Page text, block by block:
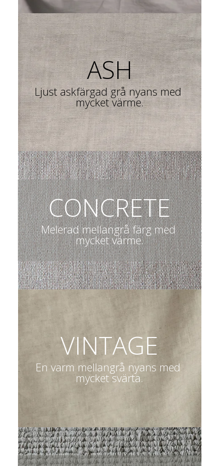
ASH
Ljust askfärgad grå nyans med
mycket värme.
CONCRETE
Melerad mellangrå färg med
mycket värme.
VINTAGE
En varm mellangrå nyans med
mycket svärta.